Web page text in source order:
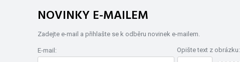
NOVINKY E-MAILEM
Zadejte e-mail a přihlašte se k odběru novinek e-mailem.
E-mail: Opište text z obrázku: